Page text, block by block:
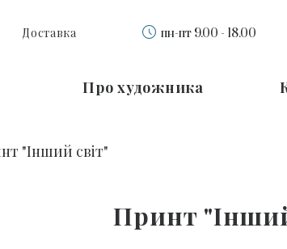
Доставка пн-пт 9.00 - 18.00
Про художника
"Інший світ"
Принт